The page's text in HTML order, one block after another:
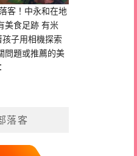
客！中永和在地
美食足跡 有米
子用相機探索
問題或推薦的美
落客